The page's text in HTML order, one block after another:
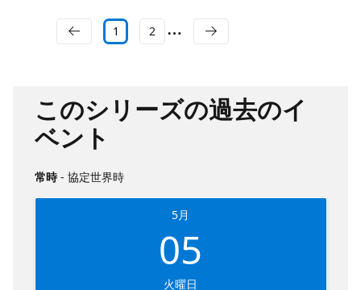
1 2
このシリーズの過去のイ
ベント
常時- 協定世界時
5月
05
火曜日